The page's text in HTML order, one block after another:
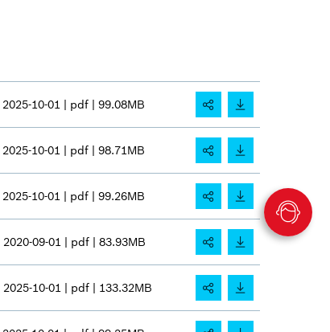
2025-10-01 | pdf |99.08MB
2025-10-01 | pdf |98.71MB
2025-10-01 | pdf |99.26MB
2020-09-01 | pdf |83.93MB
2025-10-01 | pdf | 133.32MB